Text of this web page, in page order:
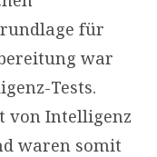
für
war
Tests.
von Intelligenz
waren somit